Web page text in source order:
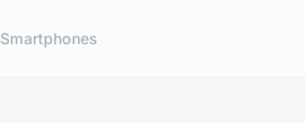
Smartphones